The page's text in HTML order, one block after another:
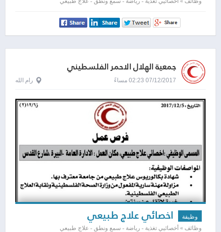
جمعية الهلال الاحمر الفلسطيني
07/12/2017 02:23 مساءً رام الله
وظيفة اخصائي علاج طبيعي
وظائف » أخصائيي تغذية - رياضة - سمع ونطق - علاج طبيعي